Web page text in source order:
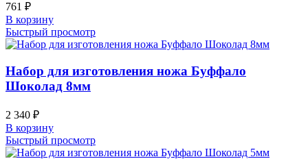
761 ₽
В корзину
Быстрый просмотр
Набор для изготовления ножа Буффало
Шоколад 8мм
2 340 ₽
В корзину
Быстрый просмотр